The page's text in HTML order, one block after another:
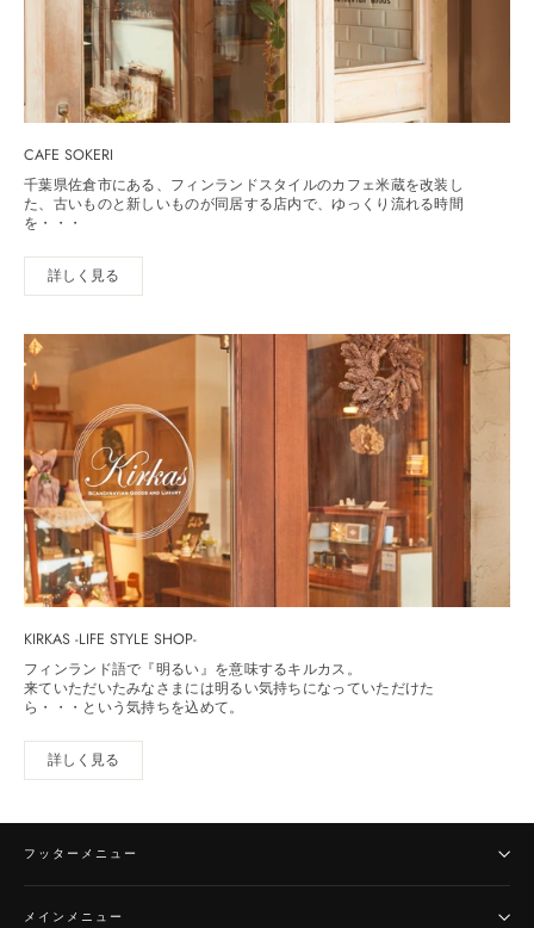
CAFE SOKERI
千葉県佐倉市にある、フィンランドスタイルのカフェ米蔵を改装し
た、古いものと新しいものが同居する店内で、ゆっくり流れる時間
を・・・
詳しく見る
KIRKAS -LIFE STYLE SHOP-
フィンランド語で『明るい』を意味するキルカス。
来ていただいたみなさまには明るい気持ちになっていただけた
ら・・・という気持ちを込めて。
詳しく見る
フッターメニュー
メインメニュー